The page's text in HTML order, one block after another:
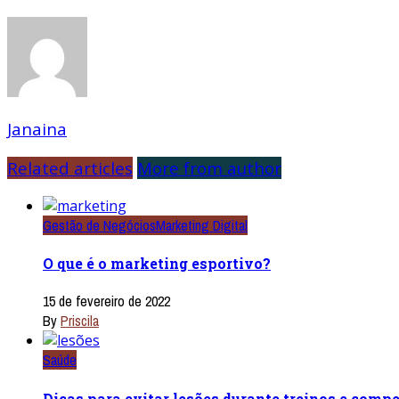
Janaina
Related articles More from author
Gestão de NegóciosMarketing Digital
O que é o marketing esportivo?
15 de fevereiro de 2022
ByPriscila
Saúde